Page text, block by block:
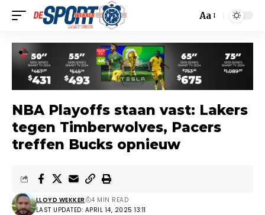
Aa
NBA Playoffs staan vast: Lakers
tegen Timberwolves, Pacers
treffen Bucks opnieuw
LAST UPDATED: APRIL 14, 2025 13:11
LLOYD WEKKER 4 MIN READ